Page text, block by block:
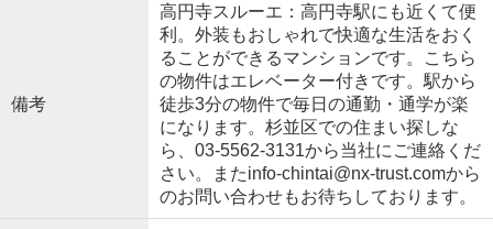
備考
高円寺スルーエ：高円寺駅にも近くて便
利。外装もおしゃれで快適な生活をおく
ることができるマンションです。こちら
の物件はエレベーター付きです。駅から
徒歩3分の物件で毎日の通勤・通学が楽
になります。杉並区での住まい探しな
ら、03-5562-3131から当社にご連絡くだ
さい。またinfo-chintai@nx-trust.comから
のお問い合わせもお待ちしております。